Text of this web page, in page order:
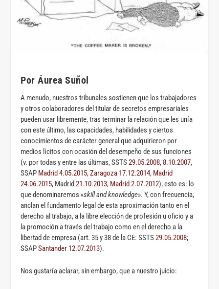
Por Áurea Suñol
A menudo, nuestros tribunales sostienen que los trabajadores
y otros colaboradores del titular de secretos empresariales
pueden usar libremente, tras terminar la relación que les unía
con este último, las capacidades, habilidades y ciertos
conocimientos de carácter general que adquirieron por
medios lícitos con ocasión del desempeño de sus funciones
(v. por todas y entre las últimas, SSTS29.05.2008, 8.10.2007,
SSAP Madrid 4.05.2015,Zaragoza 17.12.2014, Madrid
24.06.2015, Madrid21.10.2013, Madrid 2.07.2012); esto es: lo
que denominaremos «skill and knowledge». Y, con frecuencia,
anclan el fundamento legal de esta aproximación tanto en el
derecho al trabajo, a la libre elección de profesión u oficio y a
la promoción a través del trabajo como en el derecho a la
libertad de empresa (art. 35 y 38 de la CE: SSTS29.05.2008;
SSAPSantander 12.07.2013).
Nos gustaría aclarar, sin embargo, que a nuestro juicio: